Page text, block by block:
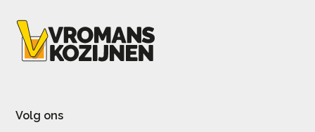
Volg ons